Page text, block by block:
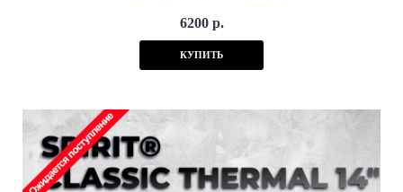
6200 р.
КУПИТЬ